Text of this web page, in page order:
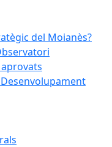
del Moianès?